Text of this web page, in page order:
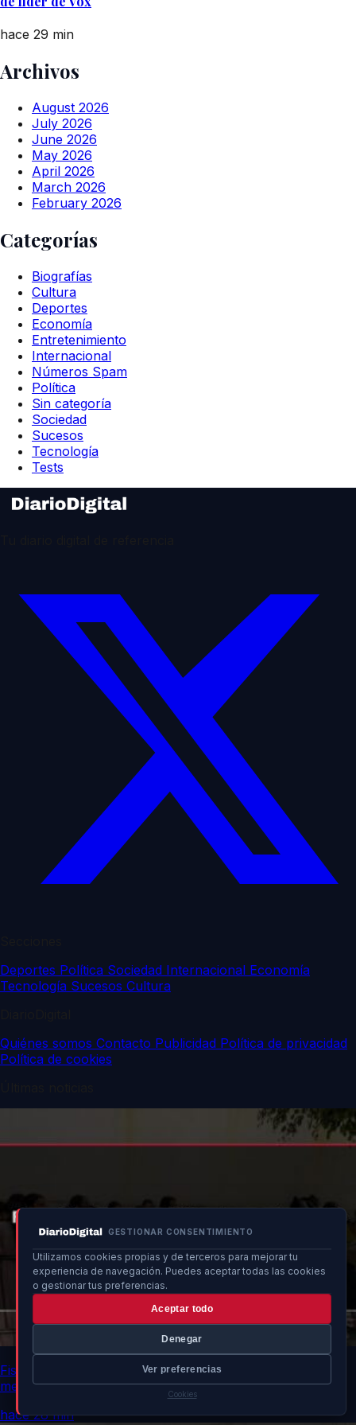
GESTIONAR CONSENTIMIENTO
Utilizamos cookies propias y de terceros para mejorar tu
experiencia de navegación. Puedes aceptar todas las cookies
o gestionar tus preferencias.
Aceptar todo
Denegar
Ver preferencias
Cookies
hace 29 min
Archivos
August 2026
July 2026
June 2026
May 2026
April 2026
March 2026
February 2026
Categorías
Biografías
Cultura
Deportes
Economía
Entretenimiento
Internacional
Números Spam
Política
Sin categoría
Sociedad
Sucesos
Tecnología
Tests
Deportes Política Sociedad Internacional Economía
Tecnología Sucesos Cultura
Quiénes somos Contacto Publicidad Política de privacidad
Política de cookies
Fiscalía intervendrá ante rechazo de comunidades a
menores en Ceuta
hace 28 min